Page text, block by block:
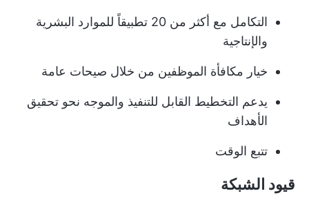
التكامل مع أكثر من 20 تطبيقاً للموارد البشرية
والإنتاجية
خيار مكافأة الموظفين من خلال صيحات عامة
يدعم التخطيط القابل للتنفيذ والموجه نحو تحقيق
الأهداف
تتبع الوقت
قيود الشبكة